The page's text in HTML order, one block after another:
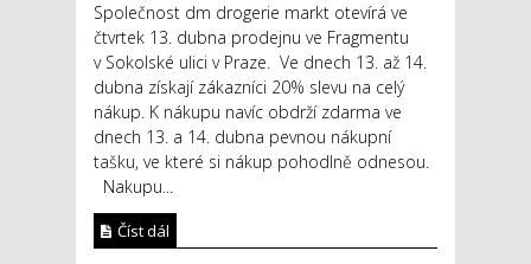
Společnost dm drogerie markt otevírá ve
čtvrtek 13. dubna prodejnu ve Fragmentu
v Sokolské ulici v Praze. Ve dnech 13. až 14.
dubna získají zákazníci 20% slevu na celý
nákup. K nákupu navíc obdrží zdarma ve
dnech 13. a 14. dubna pevnou nákupní
tašku, ve které si nákup pohodlně odnesou.
Nakupu...
Číst dál